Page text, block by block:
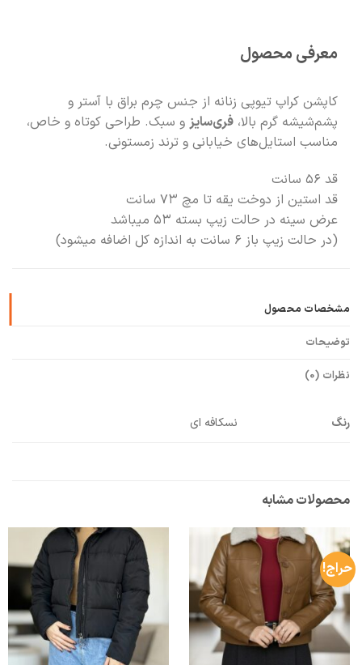
معرفی محصول
کاپشن کراپ تیوپی زنانه از جنس چرم براق با آستر و
پشم‌شیشه گرم بالا، فری‌سایزو سبک. طراحی کوتاه و خاص،
مناسب استایل‌های خیابانی و ترند زمستونی.
قد ۵۶ سانت
قد استین از دوخت یقه تا مچ ۷۳ سانت
عرض سینه در حالت زیپ بسته ۵۳ میباشد
(در حالت زیپ باز ۶ سانت به اندازه کل اضافه میشود)
مشخصات محصول
توضیحات
نظرات (0)
رنگ نسکافه ای
محصولات مشابه
حراج!